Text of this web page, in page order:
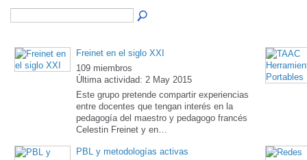
Freinet en el siglo XXI
109 miembros
Última actividad: 2 May 2015
Este grupo pretende compartir experiencias
entre docentes que tengan interés en la
pedagogía del maestro y pedagogo francés
Celestin Freinet y en…
PBL y metodologías activas